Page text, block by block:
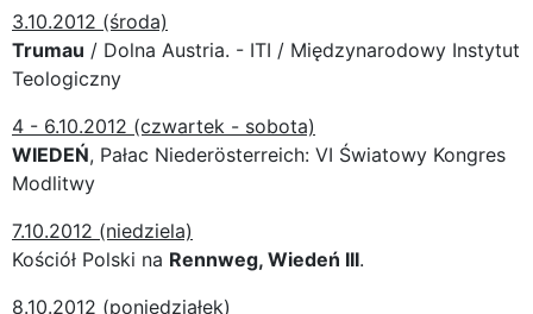
3.10.2012 (środa)
Trumau / Dolna Austria. - ITI / Międzynarodowy Instytut
Teologiczny
4 - 6.10.2012 (czwartek - sobota)
WIEDEŃ, Pałac Niederösterreich: VI Światowy Kongres
Modlitwy
7.10.2012 (niedziela)
Kościół Polski na Rennweg, Wiedeń III.
8.10.2012 (poniedziałek)